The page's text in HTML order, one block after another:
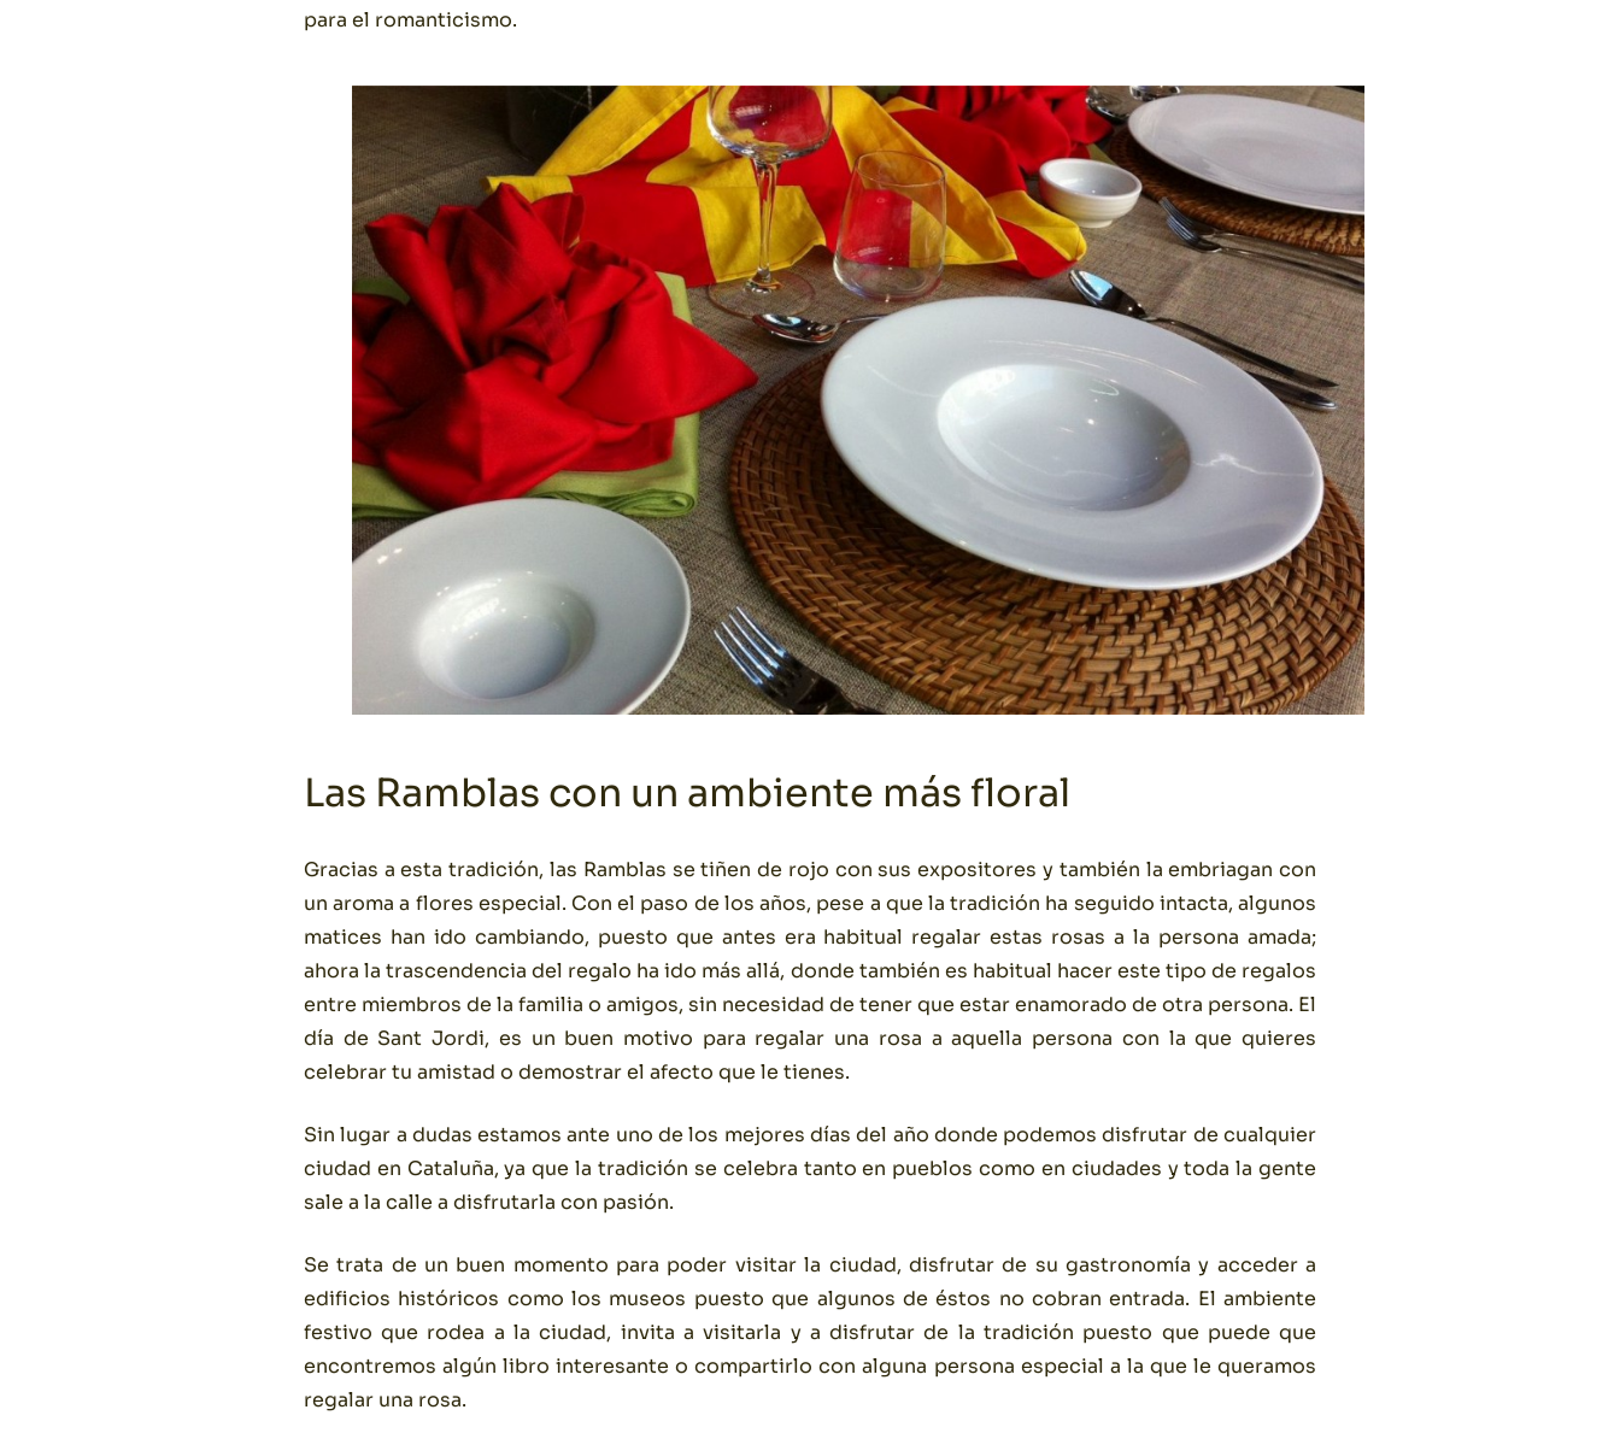
para el romanticismo.
Las Ramblas con un ambiente más floral
Gracias a esta tradición, las Ramblas se tiñen de rojo con sus expositores y también la embriagan con
un aroma a flores especial. Con el paso de los años, pese a que la tradición ha seguido intacta, algunos
matices han ido cambiando, puesto que antes era habitual regalar estas rosas a la persona amada;
ahora la trascendencia del regalo ha ido más allá, donde también es habitual hacer este tipo de regalos
entre miembros de la familia o amigos, sin necesidad de tener que estar enamorado de otra persona. El
día de Sant Jordi, es un buen motivo para regalar una rosa a aquella persona con la que quieres
celebrar tu amistad o demostrar el afecto que le tienes.
Sin lugar a dudas estamos ante uno de los mejores días del año donde podemos disfrutar de cualquier
ciudad en Cataluña, ya que la tradición se celebra tanto en pueblos como en ciudades y toda la gente
sale a la calle a disfrutarla con pasión.
Se trata de un buen momento para poder visitar la ciudad, disfrutar de su gastronomía y acceder a
edificios históricos como los museos puesto que algunos de éstos no cobran entrada. El ambiente
festivo que rodea a la ciudad, invita a visitarla y a disfrutar de la tradición puesto que puede que
encontremos algún libro interesante o compartirlo con alguna persona especial a la que le queramos
regalar una rosa.